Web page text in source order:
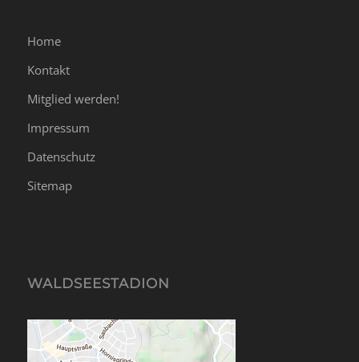
Home
Kontakt
Mitglied werden!
Impressum
Datenschutz
Sitemap
WALDSEESTADION